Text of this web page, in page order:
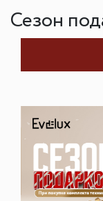
Сезон